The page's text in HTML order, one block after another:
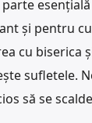
parte
și pentru
cu biserica
sufletele.
să se